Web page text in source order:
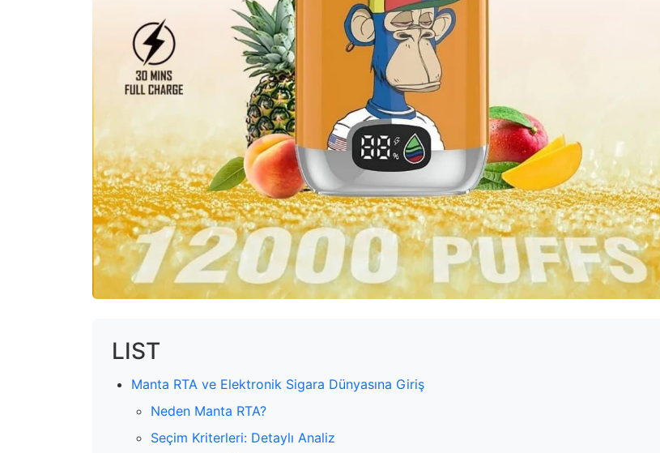
LIST
Manta RTA ve Elektronik Sigara Dünyasına Giriş
Neden Manta RTA?
Seçim Kriterleri: Detaylı Analiz